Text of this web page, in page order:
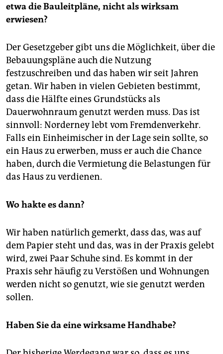
etwa die Bauleitpläne, nicht als wirksam
erwiesen?
Der Gesetzgeber gibt uns die Möglichkeit, über die
Bebauungspläne auch die Nutzung
festzuschreiben und das haben wir seit Jahren
getan. Wir haben in vielen Gebieten bestimmt,
dass die Hälfte eines Grundstücks als
Dauerwohnraum genutzt werden muss. Das ist
sinnvoll: Norderney lebt vom Fremdenverkehr.
Falls ein Einheimischer in der Lage sein sollte, so
ein Haus zu erwerben, muss er auch die Chance
haben, durch die Vermietung die Belastungen für
das Haus zu verdienen.
Wo hakte es dann?
Wir haben natürlich gemerkt, dass das, was auf
dem Papier steht und das, was in der Praxis gelebt
wird, zwei Paar Schuhe sind. Es kommt in der
Praxis sehr häufig zu Verstößen und Wohnungen
werden nicht so genutzt, wie sie genutzt werden
sollen.
Haben Sie da eine wirksame Handhabe?